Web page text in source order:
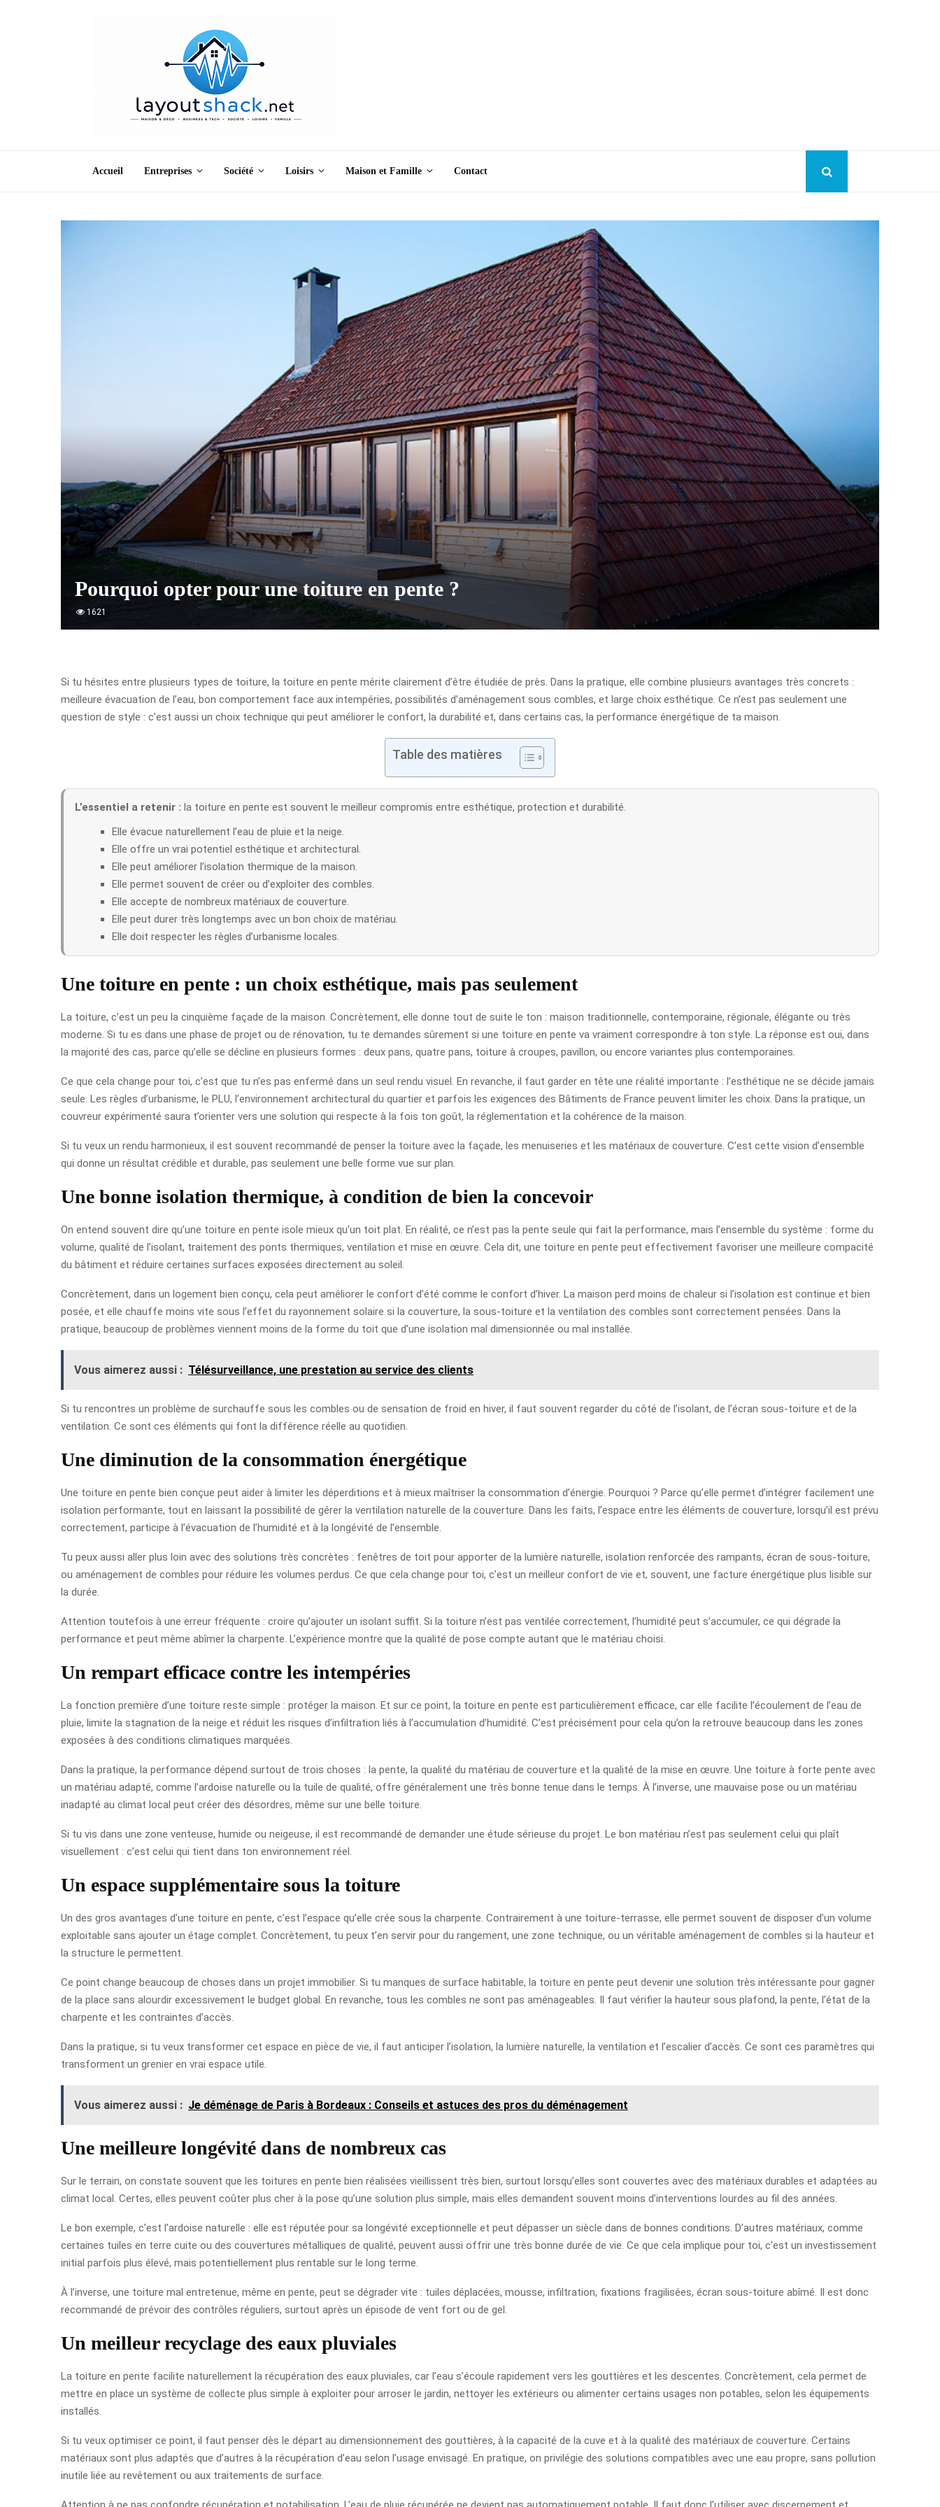
Accueil Entreprises Société Loisirs Maison et Famille Contact
Pourquoi opter pour une toiture en pente ?
1621
Si tu hésites entre plusieurs types de toiture, la toiture en pente mérite clairement d’être étudiée de près. Dans la pratique, elle combine plusieurs avantages très concrets :
meilleure évacuation de l’eau, bon comportement face aux intempéries, possibilités d’aménagement sous combles, et large choix esthétique. Ce n’est pas seulement une
question de style : c’est aussi un choix technique qui peut améliorer le confort, la durabilité et, dans certains cas, la performance énergétique de ta maison.
Table des matières
L’essentiel a retenir : la toiture en pente est souvent le meilleur compromis entre esthétique, protection et durabilité.
Elle évacue naturellement l’eau de pluie et la neige.
Elle offre un vrai potentiel esthétique et architectural.
Elle peut améliorer l’isolation thermique de la maison.
Elle permet souvent de créer ou d’exploiter des combles.
Elle accepte de nombreux matériaux de couverture.
Elle peut durer très longtemps avec un bon choix de matériau.
Elle doit respecter les règles d’urbanisme locales.
Une toiture en pente : un choix esthétique, mais pas seulement
La toiture, c’est un peu la cinquième façade de la maison. Concrètement, elle donne tout de suite le ton : maison traditionnelle, contemporaine, régionale, élégante ou très
moderne. Si tu es dans une phase de projet ou de rénovation, tu te demandes sûrement si une toiture en pente va vraiment correspondre à ton style. La réponse est oui, dans
la majorité des cas, parce qu’elle se décline en plusieurs formes : deux pans, quatre pans, toiture à croupes, pavillon, ou encore variantes plus contemporaines.
Ce que cela change pour toi, c’est que tu n’es pas enfermé dans un seul rendu visuel. En revanche, il faut garder en tête une réalité importante : l’esthétique ne se décide jamais
seule. Les règles d’urbanisme, le PLU, l’environnement architectural du quartier et parfois les exigences des Bâtiments de France peuvent limiter les choix. Dans la pratique, un
couvreur expérimenté saura t’orienter vers une solution qui respecte à la fois ton goût, la réglementation et la cohérence de la maison.
Si tu veux un rendu harmonieux, il est souvent recommandé de penser la toiture avec la façade, les menuiseries et les matériaux de couverture. C’est cette vision d’ensemble
qui donne un résultat crédible et durable, pas seulement une belle forme vue sur plan.
Une bonne isolation thermique, à condition de bien la concevoir
On entend souvent dire qu’une toiture en pente isole mieux qu’un toit plat. En réalité, ce n’est pas la pente seule qui fait la performance, mais l’ensemble du système : forme du
volume, qualité de l’isolant, traitement des ponts thermiques, ventilation et mise en œuvre. Cela dit, une toiture en pente peut effectivement favoriser une meilleure compacité
du bâtiment et réduire certaines surfaces exposées directement au soleil.
Concrètement, dans un logement bien conçu, cela peut améliorer le confort d’été comme le confort d’hiver. La maison perd moins de chaleur si l’isolation est continue et bien
posée, et elle chauffe moins vite sous l’effet du rayonnement solaire si la couverture, la sous-toiture et la ventilation des combles sont correctement pensées. Dans la
pratique, beaucoup de problèmes viennent moins de la forme du toit que d’une isolation mal dimensionnée ou mal installée.
Vous aimerez aussi : Télésurveillance, une prestation au service des clients
Si tu rencontres un problème de surchauffe sous les combles ou de sensation de froid en hiver, il faut souvent regarder du côté de l’isolant, de l’écran sous-toiture et de la
ventilation. Ce sont ces éléments qui font la différence réelle au quotidien.
Une diminution de la consommation énergétique
Une toiture en pente bien conçue peut aider à limiter les déperditions et à mieux maîtriser la consommation d’énergie. Pourquoi ? Parce qu’elle permet d’intégrer facilement une
isolation performante, tout en laissant la possibilité de gérer la ventilation naturelle de la couverture. Dans les faits, l’espace entre les éléments de couverture, lorsqu’il est prévu
correctement, participe à l’évacuation de l’humidité et à la longévité de l’ensemble.
Tu peux aussi aller plus loin avec des solutions très concrètes : fenêtres de toit pour apporter de la lumière naturelle, isolation renforcée des rampants, écran de sous-toiture,
ou aménagement de combles pour réduire les volumes perdus. Ce que cela change pour toi, c’est un meilleur confort de vie et, souvent, une facture énergétique plus lisible sur
la durée.
Attention toutefois à une erreur fréquente : croire qu’ajouter un isolant suffit. Si la toiture n’est pas ventilée correctement, l’humidité peut s’accumuler, ce qui dégrade la
performance et peut même abîmer la charpente. L’expérience montre que la qualité de pose compte autant que le matériau choisi.
Un rempart efficace contre les intempéries
La fonction première d’une toiture reste simple : protéger la maison. Et sur ce point, la toiture en pente est particulièrement efficace, car elle facilite l’écoulement de l’eau de
pluie, limite la stagnation de la neige et réduit les risques d’infiltration liés à l’accumulation d’humidité. C’est précisément pour cela qu’on la retrouve beaucoup dans les zones
exposées à des conditions climatiques marquées.
Dans la pratique, la performance dépend surtout de trois choses : la pente, la qualité du matériau de couverture et la qualité de la mise en œuvre. Une toiture à forte pente avec
un matériau adapté, comme l’ardoise naturelle ou la tuile de qualité, offre généralement une très bonne tenue dans le temps. À l’inverse, une mauvaise pose ou un matériau
inadapté au climat local peut créer des désordres, même sur une belle toiture.
Si tu vis dans une zone venteuse, humide ou neigeuse, il est recommandé de demander une étude sérieuse du projet. Le bon matériau n’est pas seulement celui qui plaît
visuellement : c’est celui qui tient dans ton environnement réel.
Un espace supplémentaire sous la toiture
Un des gros avantages d’une toiture en pente, c’est l’espace qu’elle crée sous la charpente. Contrairement à une toiture-terrasse, elle permet souvent de disposer d’un volume
exploitable sans ajouter un étage complet. Concrètement, tu peux t’en servir pour du rangement, une zone technique, ou un véritable aménagement de combles si la hauteur et
la structure le permettent.
Ce point change beaucoup de choses dans un projet immobilier. Si tu manques de surface habitable, la toiture en pente peut devenir une solution très intéressante pour gagner
de la place sans alourdir excessivement le budget global. En revanche, tous les combles ne sont pas aménageables. Il faut vérifier la hauteur sous plafond, la pente, l’état de la
charpente et les contraintes d’accès.
Dans la pratique, si tu veux transformer cet espace en pièce de vie, il faut anticiper l’isolation, la lumière naturelle, la ventilation et l’escalier d’accès. Ce sont ces paramètres qui
transforment un grenier en vrai espace utile.
Vous aimerez aussi : Je déménage de Paris à Bordeaux : Conseils et astuces des pros du déménagement
Une meilleure longévité dans de nombreux cas
Sur le terrain, on constate souvent que les toitures en pente bien réalisées vieillissent très bien, surtout lorsqu’elles sont couvertes avec des matériaux durables et adaptées au
climat local. Certes, elles peuvent coûter plus cher à la pose qu’une solution plus simple, mais elles demandent souvent moins d’interventions lourdes au fil des années.
Le bon exemple, c’est l’ardoise naturelle : elle est réputée pour sa longévité exceptionnelle et peut dépasser un siècle dans de bonnes conditions. D’autres matériaux, comme
certaines tuiles en terre cuite ou des couvertures métalliques de qualité, peuvent aussi offrir une très bonne durée de vie. Ce que cela implique pour toi, c’est un investissement
initial parfois plus élevé, mais potentiellement plus rentable sur le long terme.
À l’inverse, une toiture mal entretenue, même en pente, peut se dégrader vite : tuiles déplacées, mousse, infiltration, fixations fragilisées, écran sous-toiture abîmé. Il est donc
recommandé de prévoir des contrôles réguliers, surtout après un épisode de vent fort ou de gel.
Un meilleur recyclage des eaux pluviales
La toiture en pente facilite naturellement la récupération des eaux pluviales, car l’eau s’écoule rapidement vers les gouttières et les descentes. Concrètement, cela permet de
mettre en place un système de collecte plus simple à exploiter pour arroser le jardin, nettoyer les extérieurs ou alimenter certains usages non potables, selon les équipements
installés.
Si tu veux optimiser ce point, il faut penser dès le départ au dimensionnement des gouttières, à la capacité de la cuve et à la qualité des matériaux de couverture. Certains
matériaux sont plus adaptés que d’autres à la récupération d’eau selon l’usage envisagé. En pratique, on privilégie des solutions compatibles avec une eau propre, sans pollution
inutile liée au revêtement ou aux traitements de surface.